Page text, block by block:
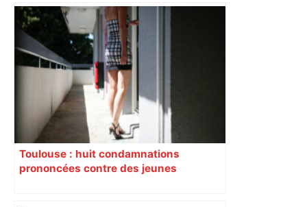
Mort mystérieuse près de Toulouse :
une émission de M6 revient sur l'affaire
Christian Abraham, retrouvé la gorge
tranchée et recouvert de feuilles il y a
deux ans – ladepeche.fr
Toulouse : huit condamnations
prononcées contre des jeunes